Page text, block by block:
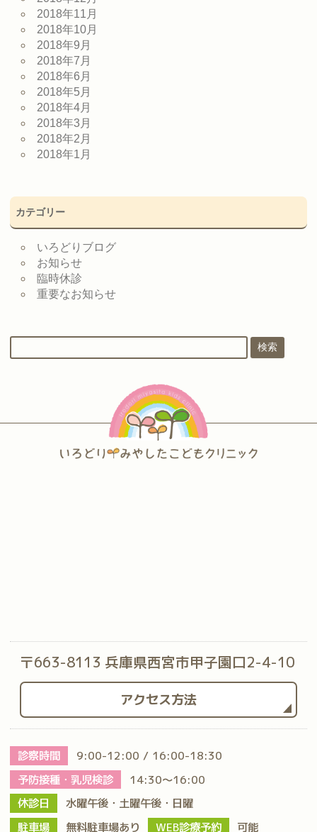
2018年11月
2018年10月
2018年9月
2018年7月
2018年6月
2018年5月
2018年4月
2018年3月
2018年2月
2018年1月
カテゴリー
いろどりブログ
お知らせ
臨時休診
重要なお知らせ
〒663-8113 兵庫県西宮市甲子園口2-4-10
アクセス方法
診察時間
9:00-12:00 / 16:00-18:30
予防接種・乳児検診
14:30～16:00
休診日
水曜午後・土曜午後・日曜
駐車場
無料駐車場あり WEB診療予約 可能